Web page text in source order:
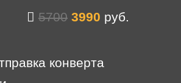
5700 3990 руб.
конверта